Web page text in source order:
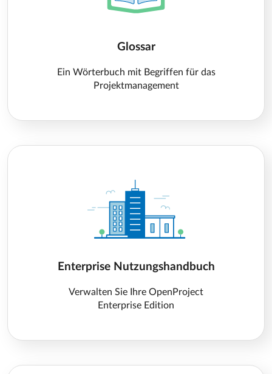
Glossar
Ein Wörterbuch mit Begriffen für das
Projektmanagement
Enterprise Nutzungshandbuch
Verwalten Sie Ihre OpenProject
Enterprise Edition